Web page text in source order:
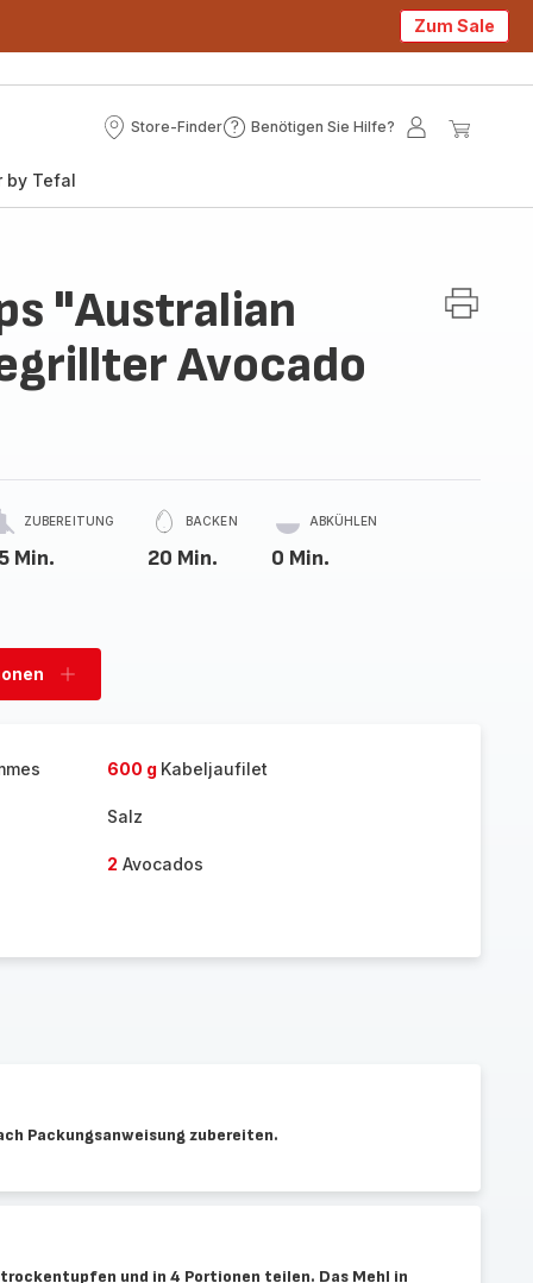
Zum Sale
Store-Finder
Store-
Benötigen Sie Hilfe?
Benötigen
Mein
by Tefal
"Australian
Avocado
ZUBEREITUNG
Min.
BACKEN
20 Min.
ABKÜHLEN
0 Min.
Personen
600 g Kabeljaufilet
Salz
2 Avocados
Packungsanweisung zubereiten.
und in 4 Portionen teilen. Das Mehl in